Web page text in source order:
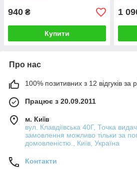
940 ₴
Купити
1
Про нас
100% позитивних з 12 відгуків за
Працює з 20.09.2011
м. Київ
вул. Клавдіївська 40Г, Точка
замовлення можливо тільки за
домовленістю., Київ, Україна
Контакти